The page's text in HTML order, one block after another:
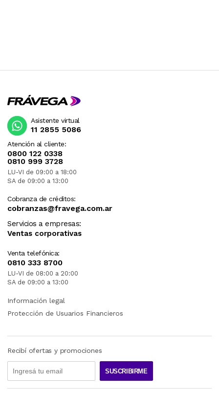
Atención al cliente:
0800 122 0338
0810 999 3728
LU-VI de 09:00 a 18:00
SA de 09:00 a 13:00
Cobranza de créditos:
cobranzas@fravega.com.ar
Servicios a empresas:
Ventas corporativas
Venta telefónica:
0810 333 8700
LU-VI de 08:00 a 20:00
SA de 09:00 a 13:00
Asistente virtual
11 2855 5086
Información legal
Protección de Usuarios Financieros
Recibí ofertas y promociones
SUSCRIBIRME